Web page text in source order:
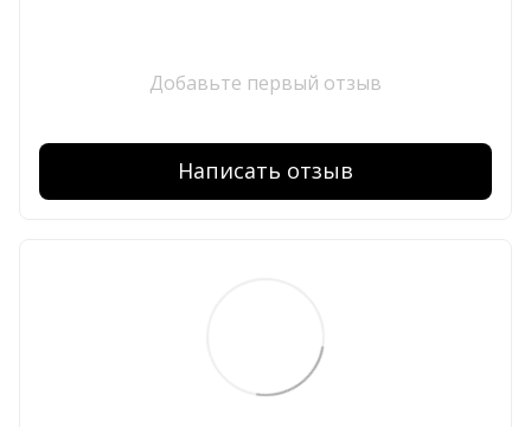
Добавьте первый отзыв
Написать отзыв